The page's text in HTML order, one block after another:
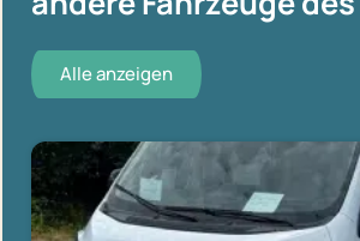
Alle anzeigen